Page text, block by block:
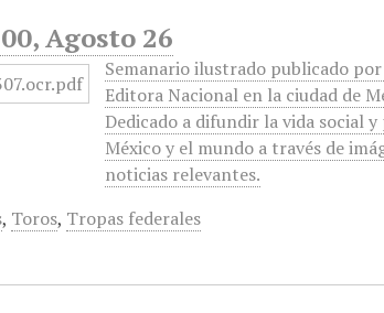
Agosto 26
Semanario ilustrado publicado
Editora Nacional en la ciudad de
Dedicado a difundir la vida social
México y el mundo a través de
noticias relevantes.
, Toros, Tropas federales